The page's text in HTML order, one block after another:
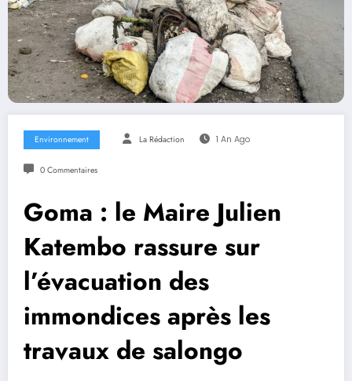
Environnement La Rédaction 1 An Ago
0 Commentaires
Goma : le Maire Julien
Katembo rassure sur
l’évacuation des
immondices après les
travaux de salongo